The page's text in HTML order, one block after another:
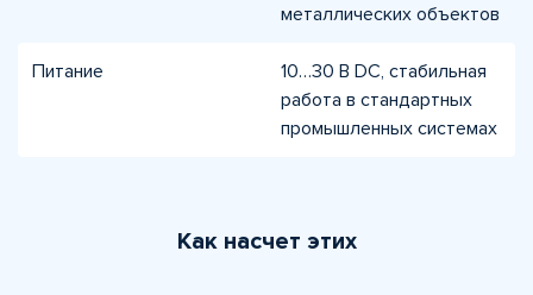
металлических объектов
Питание
10…30 В DC, стабильная
работа в стандартных
промышленных системах
Как насчет этих